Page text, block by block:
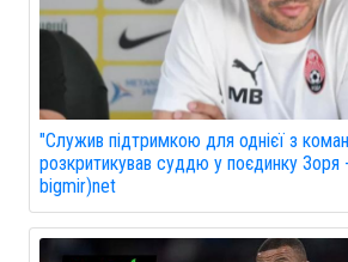
"Служив підтримкою для однієї з
розкритикував суддю у поєдинку
bigmir)net